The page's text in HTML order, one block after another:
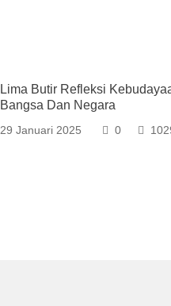
Lima Butir Refleksi
Bangsa Dan Negara
29 Januari 2025 0